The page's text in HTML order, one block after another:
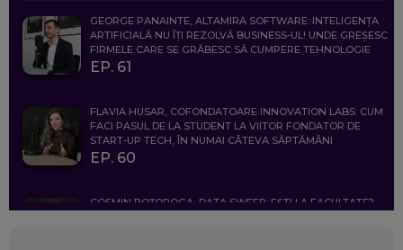
GEORGE PANAINTE, ALTAMIRA SOFTWARE: INTELIGENȚA
ARTIFICIALĂ NU ÎȚI REZOLVĂ BUSINESS-UL! UNDE GREȘESC
FIRMELE CARE SE GRĂBESC SĂ CUMPERE TEHNOLOGIE
EP. 61
FLAVIA HUSAR, COFONDATOARE INNOVATION LABS: CUM
FACI PASUL DE LA STUDENT LA VIITOR FONDATOR DE
START-UP TECH, ÎN NUMAI CÂTEVA SĂPTĂMÂNI
EP. 60
COSMIN BOȚOROGA, DATA SWEEP: EȘTI LA FACULTATE?